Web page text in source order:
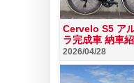
Cervelo S5 ア
ラ完成車 納車
2026/04/28